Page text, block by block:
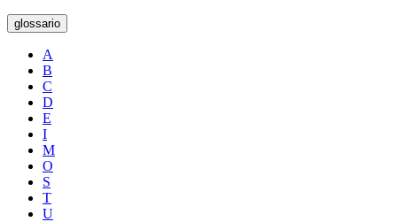
glossario
A
B
C
D
E
I
M
O
S
T
U